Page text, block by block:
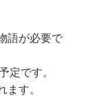
語が必要で
定です。
す。